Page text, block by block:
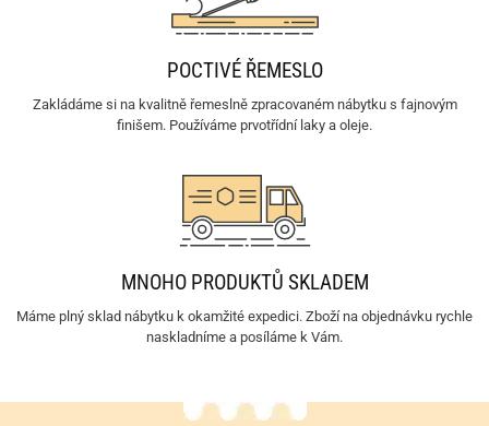
POCTIVÉ ŘEMESLO
Zakládáme si na kvalitně řemeslně zpracovaném nábytku s fajnovým
finišem. Používáme prvotřídní laky a oleje.
MNOHO PRODUKTŮ SKLADEM
Máme plný sklad nábytku k okamžité expedici. Zboží na objednávku rychle
naskladníme a posíláme k Vám.